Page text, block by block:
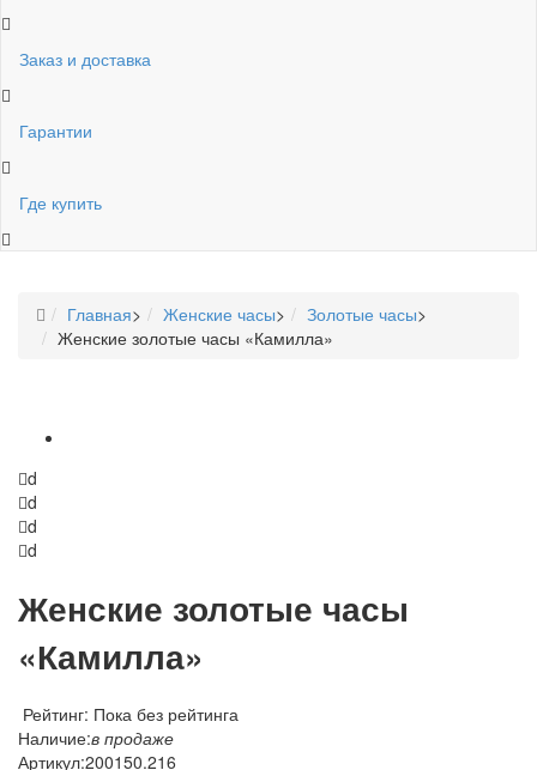
Заказ и доставка
Гарантии
Где купить
Главная> Женские часы> Золотые часы>
Женские золотые часы «Камилла»
d
d
d
d
Женские золотые часы
«Камилла»
Рейтинг: Пока без рейтинга
Наличие:в продаже
Артикул:200150.216